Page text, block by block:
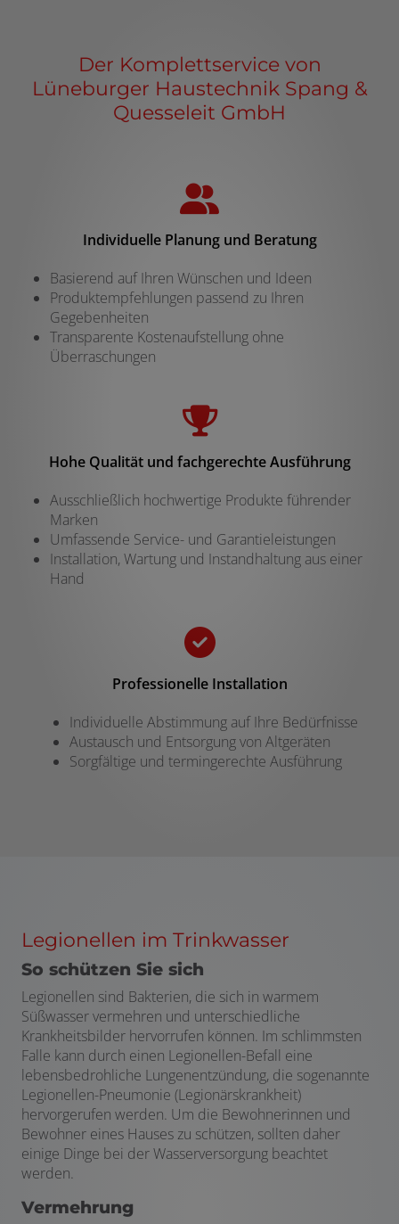
Der Komplettservice von
Lüneburger Haustechnik Spang &
Quesseleit GmbH
Individuelle Planung und Beratung
Basierend auf Ihren Wünschen und Ideen
Produktempfehlungen passend zu Ihren
Gegebenheiten
Transparente Kostenaufstellung ohne
Überraschungen
Hohe Qualität und fachgerechte Ausführung
Ausschließlich hochwertige Produkte führender
Marken
Umfassende Service- und Garantieleistungen
Installation, Wartung und Instandhaltung aus einer
Hand
Professionelle Installation
Individuelle Abstimmung auf Ihre Bedürfnisse
Austausch und Entsorgung von Altgeräten
Sorgfältige und termingerechte Ausführung
Legionellen im Trinkwasser
So schützen Sie sich
Legionellen sind Bakterien, die sich in warmem
Süßwasser vermehren und unterschiedliche
Krankheitsbilder hervorrufen können. Im schlimmsten
Falle kann durch einen Legionellen-Befall eine
lebensbedrohliche Lungenentzündung, die sogenannte
Legionellen-Pneumonie (Legionärskrankheit)
hervorgerufen werden. Um die Bewohnerinnen und
Bewohner eines Hauses zu schützen, sollten daher
einige Dinge bei der Wasserversorgung beachtet
werden.
Vermehrung